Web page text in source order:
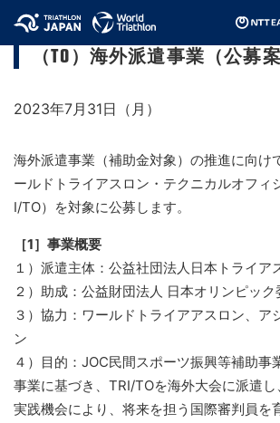
2023年 JTUテクニカルオフィ
（TO）海外派遣事業（公募案
2023年7月31日（月）
海外派遣事業（補助金対象）の推進に向け
ールドトライアスロン・テクニカルオフィ
I/TO）を対象に公募します。
［1］事業概要
１）派遣主体：公益社団法人日本トライア
２）助成：公益財団法人 日本オリンピック
３）協力：ワールドトライアアスロン、ア
ン
４）目的：JOC民間スポーツ振興等補助事
事業に基づき、TRI/TOを海外大会に派遣
実践機会により、将来を担う国際審判員を